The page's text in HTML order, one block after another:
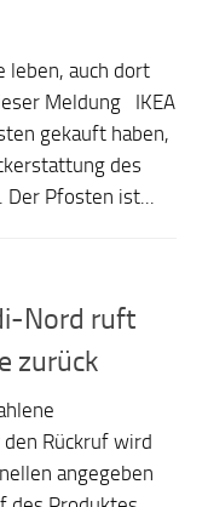
leben, auch dort
Meldung IKEA
gekauft haben,
des
Der Pfosten ist...
Nord ruft
zurück
Rückruf wird
angegeben